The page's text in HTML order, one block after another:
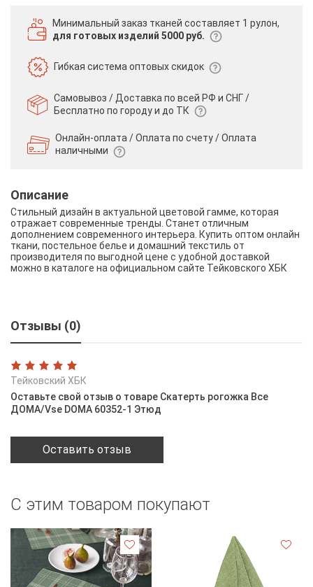
Минимальный заказ тканей составляет 1 рулон,
для готовых изделий 5000 руб.
Гибкая системаоптовых скидок
Самовывоз / Доставка по всей РФ и СНГ /
Бесплатно по городу и до ТК
Онлайн-оплата / Оплата по счету /Оплата
наличными
Описание
Стильный дизайн в актуальной цветовой гамме, которая
отражает современные тренды. Станет отличным
дополнением современного интерьера. Купить оптом онлайн
ткани, постельное белье и домашний текстиль от
производителя по выгодной цене с удобной доставкой
можно в каталоге на официальном сайте Тейковского ХБК
Отзывы (0)
Тейковский ХБК
Оставьте свой отзыв о товаре Скатерть рогожка Все
ДОМА/Vse DOMA 60352-1 Этюд
Оставить отзыв
С этим товаром покупают